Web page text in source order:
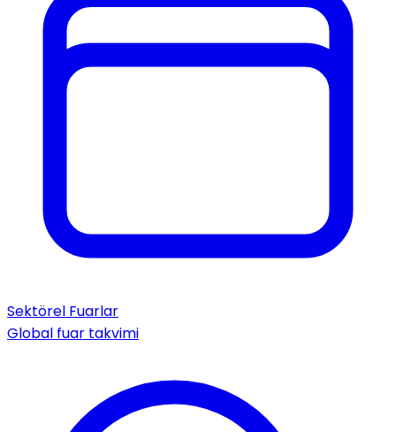
Sektörel Fuarlar
Global fuar takvimi